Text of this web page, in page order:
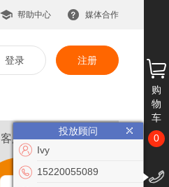
帮助中心 媒体合作
登录 注册
客服咨询
购
物
车
0
投放顾问
Ivy
15220055089